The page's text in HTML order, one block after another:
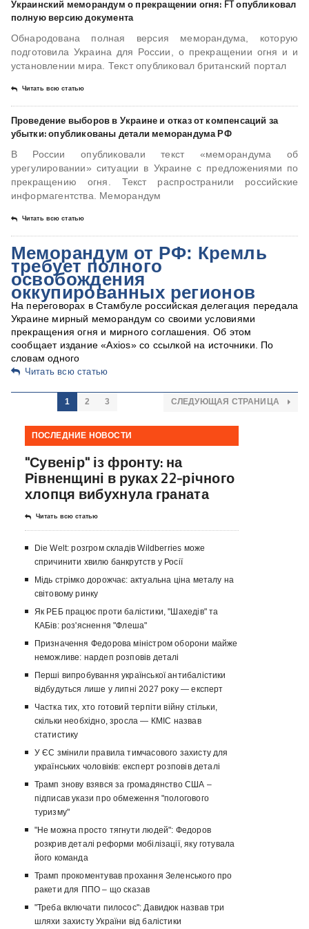
Украинский меморандум о прекращении огня: FT опубликовал
полную версию документа
Обнародована полная версия меморандума, которую
подготовила Украина для России, о прекращении огня и и
установлении мира. Текст опубликовал британский портал
Читать всю статью
Проведение выборов в Украине и отказ от компенсаций за
убытки: опубликованы детали меморандума РФ
В России опубликовали текст «меморандума об
урегулировании» ситуации в Украине с предложениями по
прекращению огня. Текст распространили российские
информагентства. Меморандум
Читать всю статью
Меморандум от РФ: Кремль
требует полного
освобождения
оккупированных регионов
На переговорах в Стамбуле российская делегация передала
Украине мирный меморандум со своими условиями
прекращения огня и мирного соглашения. Об этом
сообщает издание «Axios» со ссылкой на источники. По
словам одного
Читать всю статью
1 2 3 СЛЕДУЮЩАЯ СТРАНИЦА
ПОСЛЕДНИЕ НОВОСТИ
"Сувенір" із фронту: на
Рівненщині в руках 22-річного
хлопця вибухнула граната
Читать всю статью
Die Welt: розгром складів Wildberries може
спричинити хвилю банкрутств у Росії
Мідь стрімко дорожчає: актуальна ціна металу на
світовому ринку
Як РЕБ працює проти балістики, "Шахедів" та
КАБів: роз'яснення "Флеша"
Призначення Федорова міністром оборони майже
неможливе: нардеп розповів деталі
Перші випробування української антибалістики
відбудуться лише у липні 2027 року — експерт
Частка тих, хто готовий терпіти війну стільки,
скільки необхідно, зросла — КМІС назвав
статистику
У ЄС змінили правила тимчасового захисту для
українських чоловіків: експерт розповів деталі
Трамп знову взявся за громадянство США –
підписав укази про обмеження "пологового
туризму"
"Не можна просто тягнути людей": Федоров
розкрив деталі реформи мобілізації, яку готувала
його команда
Трамп прокоментував прохання Зеленського про
ракети для ППО – що сказав
"Треба включати пилосос": Давидюк назвав три
шляхи захисту України від балістики